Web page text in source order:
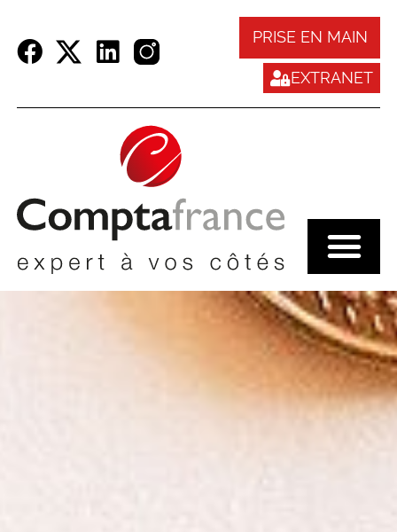
PRISE EN MAIN
EXTRANET